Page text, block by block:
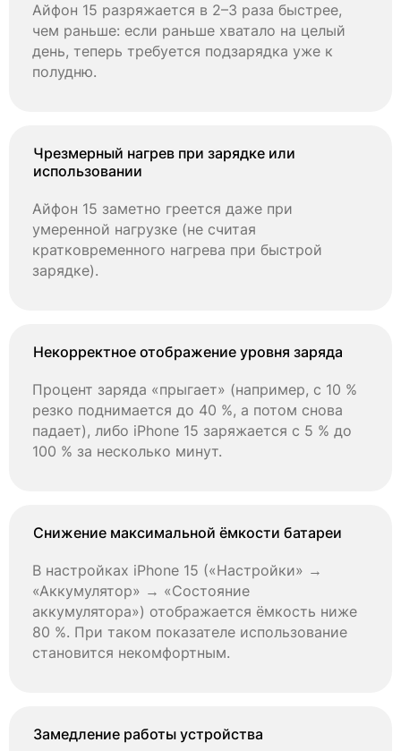
Айфон 15 разряжается в 2–3 раза быстрее,
чем раньше: если раньше хватало на целый
день, теперь требуется подзарядка уже к
полудню.
Чрезмерный нагрев при зарядке или
использовании
Айфон 15 заметно греется даже при
умеренной нагрузке (не считая
кратковременного нагрева при быстрой
зарядке).
Некорректное отображение уровня заряда
Процент заряда «прыгает» (например, с 10 %
резко поднимается до 40 %, а потом снова
падает), либо iPhone 15 заряжается с 5 % до
100 % за несколько минут.
Снижение максимальной ёмкости батареи
В настройках iPhone 15 («Настройки» →
«Аккумулятор» → «Состояние
аккумулятора») отображается ёмкость ниже
80 %. При таком показателе использование
становится некомфортным.
Замедление работы устройства